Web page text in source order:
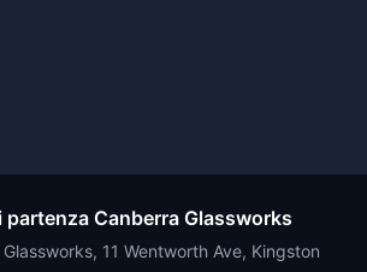
partenza Canberra Glassworks
11 Wentworth Ave, Kingston